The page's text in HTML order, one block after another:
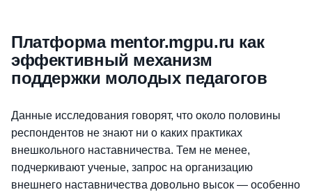
Платформа mentor.mgpu.ru как
эффективный механизм
поддержки молодых педагогов
Данные исследования говорят, что около половины
респондентов не знают ни о каких практиках
внешкольного наставничества. Тем не менее,
подчеркивают ученые, запрос на организацию
внешнего наставничества довольно высок — особенно